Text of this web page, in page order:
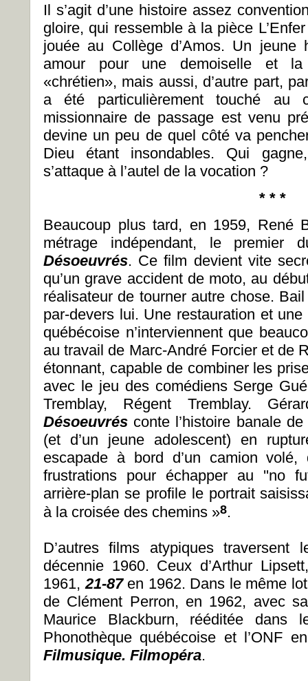
Il s’agit d’une histoire assez
gloire, qui ressemble à la pièce
jouée au Collège d’Amos. Un jeune
amour pour une demoiselle et la
«chrétien», mais aussi, d’autre part,
a été particulièrement touché au
missionnaire de passage est venu
devine un peu de quel côté va
Dieu étant insondables. Qui
s’attaque à l’autel de la vocation ?
* * *
Beaucoup plus tard, en 1959, René
métrage indépendant, le
Désoeuvrés. Ce film devient vite
qu’un grave accident de moto, au
réalisateur de tourner autre chose.
par-devers lui. Une restauration et
québécoise n’interviennent que
au travail de Marc-André Forcier et de
étonnant, capable de combiner les
avec le jeu des comédiens Serge
Tremblay, Régent Tremblay.
Désoeuvrés conte l’histoire banale
(et d’un jeune adolescent) en
escapade à bord d’un camion
frustrations pour échapper au ''no
arrière-plan se profile le portrait
à la croisée des chemins »8.
D’autres films atypiques
décennie 1960. Ceux d’Arthur
1961, 21-87en 1962. Dans le même
de Clément Perron, en 1962, avec
Maurice Blackburn, rééditée dans
Phonothèque québécoise et l’ONF
Filmusique. Filmopéra.